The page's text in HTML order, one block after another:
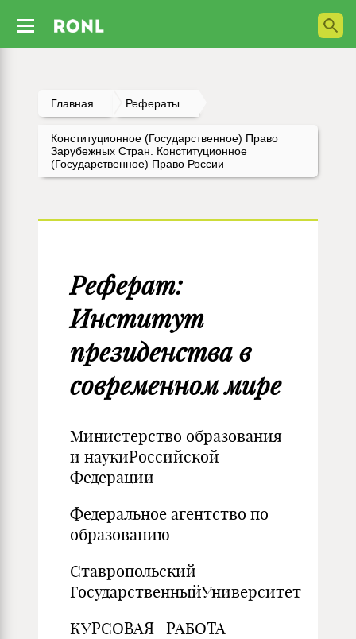
Главная Рефераты
Конституционное (государственное) Право
Зарубежных Стран. Конституционное
(государственное) Право России
Реферат:
Институт
президенства в
современном мире
Министерство образования
и наукиРоссийской
Федерации
Федеральное агентство по
образованию
Ставропольский
ГосударственныйУниверситет
КУРСОВАЯ РАБОТА